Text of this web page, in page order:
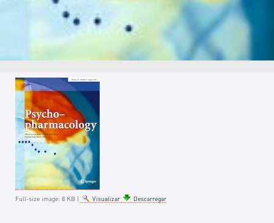
Full-size image: 8 KB | Visualizar Descarregar